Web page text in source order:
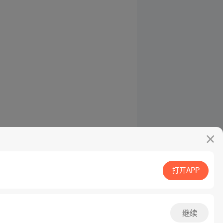
打开APP
继续